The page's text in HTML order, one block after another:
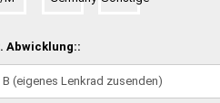
Abwicklung::